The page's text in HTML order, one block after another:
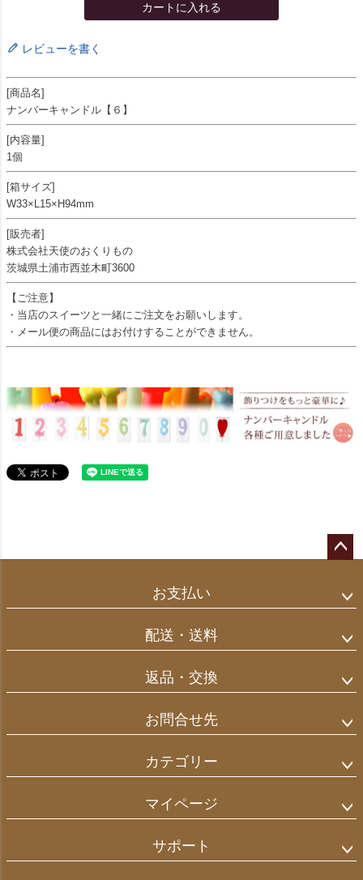
カートに入れる
レビューを書く
[商品名]
ナンバーキャンドル【６】
[内容量]
1個
[箱サイズ]
W33×L15×H94mm
[販売者]
株式会社天使のおくりもの
茨城県土浦市西並木町3600
【ご注意】
・当店のスイーツと一緒にご注文をお願いします。
・メール便の商品にはお付けすることができません。
ップ
お支払い
配送・送料
返品・交換
お問合せ先
カテゴリー
マイページ
サポート